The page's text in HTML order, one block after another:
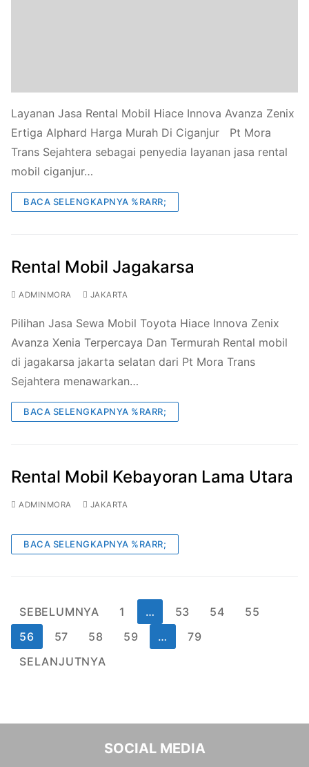
Layanan Jasa Rental Mobil Hiace Innova Avanza Zenix
Ertiga Alphard Harga Murah Di Ciganjur Pt Mora
Trans Sejahtera sebagai penyedia layanan jasa rental
mobil ciganjur…
BACA SELENGKAPNYA %RARR;
Rental Mobil Jagakarsa
ADMINMORA JAKARTA
Pilihan Jasa Sewa Mobil Toyota Hiace Innova Zenix
Avanza Xenia Terpercaya Dan Termurah Rental mobil
di jagakarsa jakarta selatan dari Pt Mora Trans
Sejahtera menawarkan…
BACA SELENGKAPNYA %RARR;
Rental Mobil Kebayoran Lama Utara
ADMINMORA JAKARTA
BACA SELENGKAPNYA %RARR;
Paginasi
pos
SEBELUMNYA 1 … 53 54
55
56
57 58 59 …
79
SELANJUTNYA
SOCIAL MEDIA